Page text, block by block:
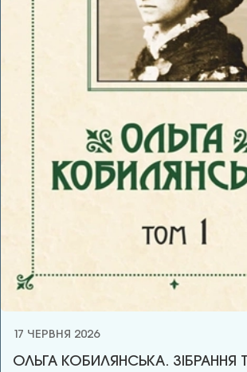
17 ЧЕРВНЯ 2026
ОЛЬГА КОБИЛЯНСЬКА. ЗІБРАННЯ